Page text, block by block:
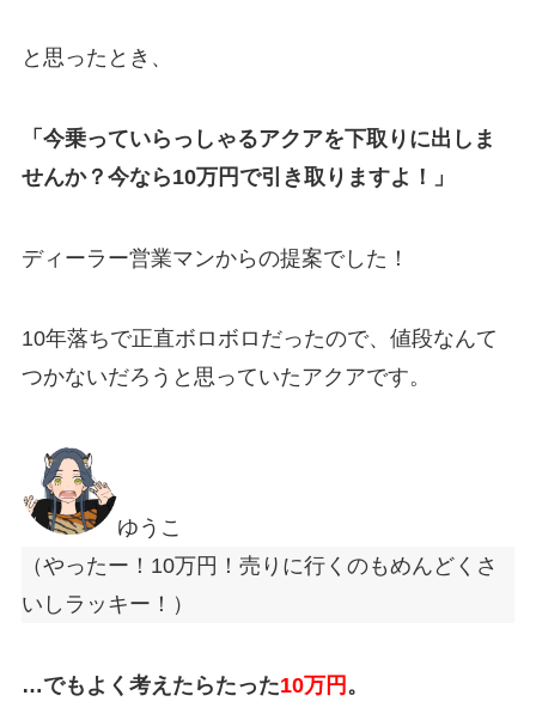
と思ったとき、
「今乗っていらっしゃるアクアを下取りに出しま
せんか？今なら10万円で引き取りますよ！」
ディーラー営業マンからの提案でした！
10年落ちで正直ボロボロだったので、値段なんて
つかないだろうと思っていたアクアです。
ゆうこ
（やったー！10万円！売りに行くのもめんどくさ
いしラッキー！）
…でもよく考えたらたった10万円 。